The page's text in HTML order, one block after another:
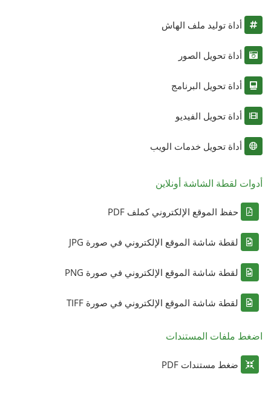
أداة توليد ملف الهاش
أداة تحويل الصور
أداة تحويل البرنامج
أداة تحويل الفيديو
أداة تحويل خدمات الويب
أدوات لقطة الشاشة أونلاين
حفظ الموقع الإلكتروني كملف PDF
لقطة شاشة الموقع الإلكتروني في صورة JPG
لقطة شاشة الموقع الإلكتروني في صورة PNG
لقطة شاشة الموقع الإلكتروني في صورة TIFF
اضغط ملفات المستندات
ضغط مستندات PDF